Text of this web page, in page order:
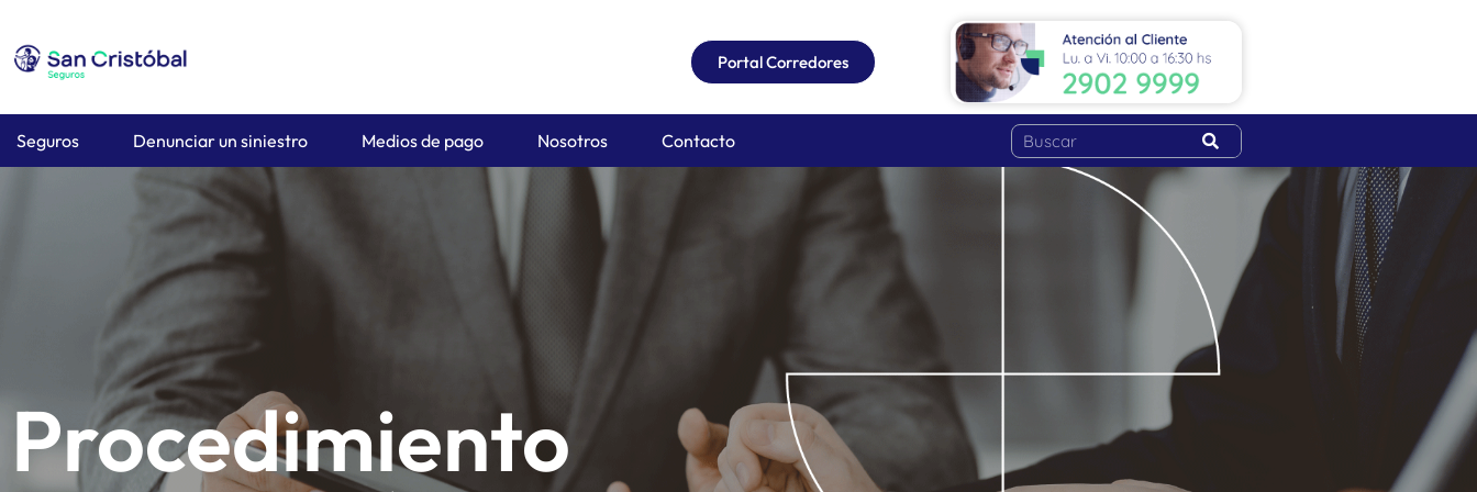
Portal Corredores
Seguros Denunciar un siniestro Medios de pago Nosotros Contacto
Procedimiento